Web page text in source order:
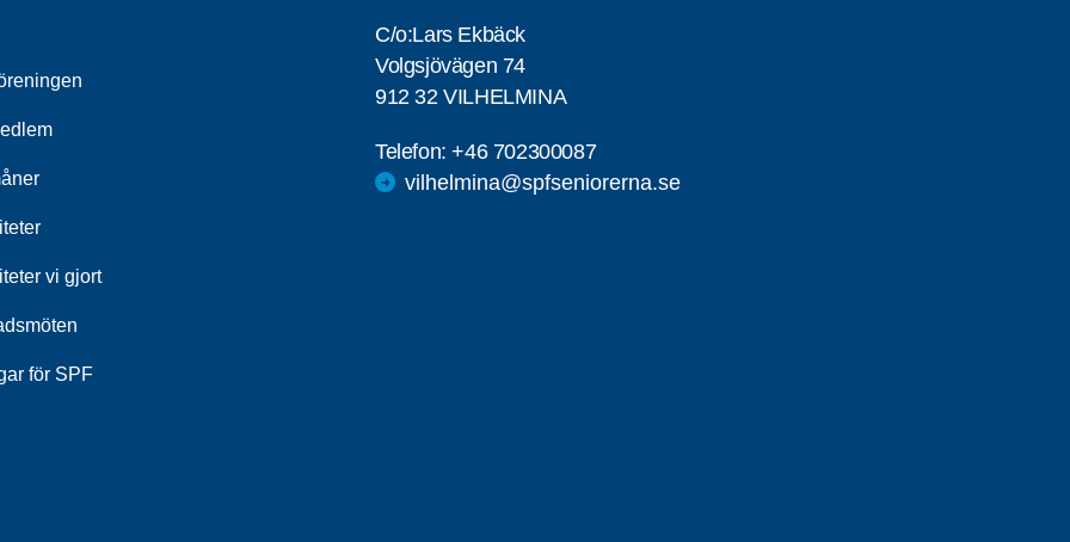
vi gjort
för SPF
C/o:Lars Ekbäck
Volgsjövägen 74
912 32 VILHELMINA
Telefon:+46 702300087
vilhelmina@spfseniorerna.se